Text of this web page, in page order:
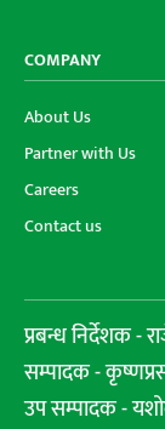
COMPANY
About Us
Partner with Us
Careers
Contact us
प्रबन्ध निर्देशक -
सम्पादक -
उप सम्पादक -